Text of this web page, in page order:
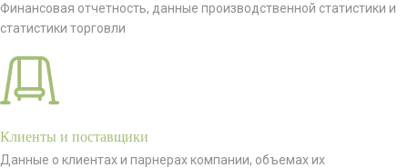
Финансовая отчетность, данные производственной статистики и
статистики торговли
Клиенты и поставщики
Данные о клиентах и парнерах компании, объемах их